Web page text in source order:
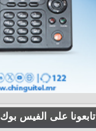
تابعونا على الفيس بوك